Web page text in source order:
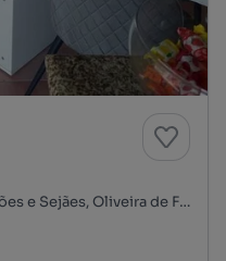
Oliveira de Frades, Souto de Lafões e Sejães, Oliveira de Frades, Viseu